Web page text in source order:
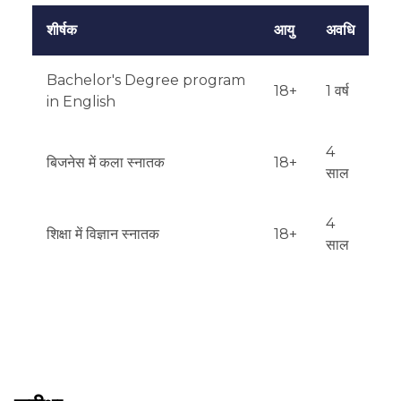
शीर्षक आयु अवधि
Bachelor's Degree program
in English
18+ 1 वर्ष
बिजनेस में कला स्नातक 18+
4
साल
शिक्षा में विज्ञान स्नातक 18+
4
साल